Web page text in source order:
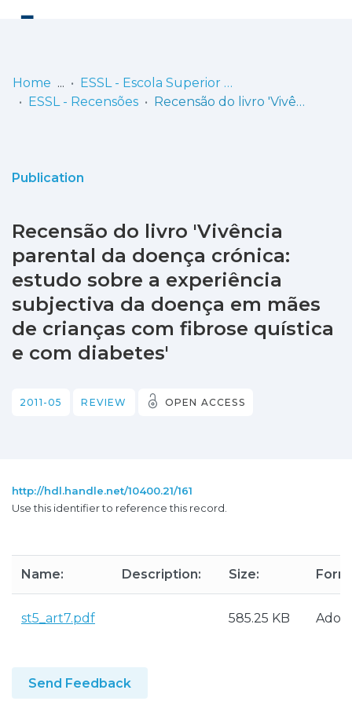
Statistics
Home
ESSL - Escola Superior de Saúde de Lisboa
ESSL - Recensões
Recensão do livro 'Vivência parental da doença crónica: estudo sobre a experiência subjectiva da doença em mães de crianças com fibrose quística e com diabetes'
Publication
Recensão do livro 'Vivência
parental da doença crónica:
estudo sobre a experiência
subjectiva da doença em mães
de crianças com fibrose quística
e com diabetes'
2011-05 REVIEW OPEN ACCESS
http://hdl.handle.net/10400.21/161
Use this identifier to reference this record.
Name: Description: Size:
st5_art7.pdf 585.25 KB
Send Feedback